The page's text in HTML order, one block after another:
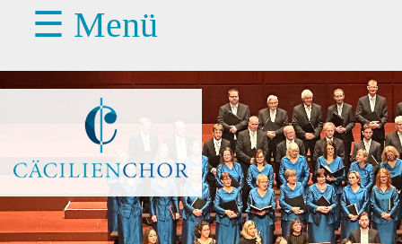
☰ Menü